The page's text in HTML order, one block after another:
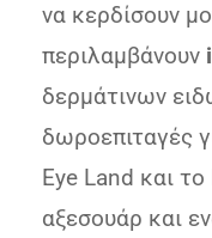
να κερδίσουν
περιλαμβάνουν
δερμάτινων
δωροεπιταγές
Eye Land και
αξεσουάρ και